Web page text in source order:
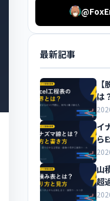
最新記事
は
の
イ
ら
無
山
超
ー